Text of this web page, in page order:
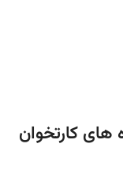
های کارتخوان